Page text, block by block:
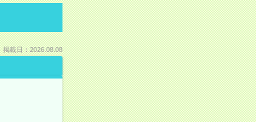
掲載日：2026.08.08